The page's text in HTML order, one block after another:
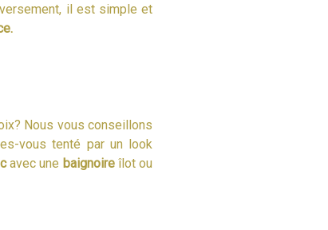
il est simple et
Nous vous conseillons
vous tenté par un look
avec une baignoireîlot ou